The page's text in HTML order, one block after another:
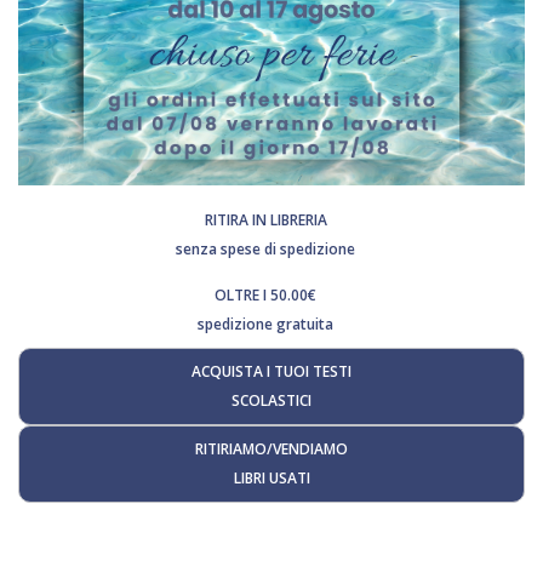
RITIRA IN LIBRERIA
senza spese di spedizione
OLTRE I 50.00€
spedizione gratuita
ACQUISTA I TUOI TESTI
SCOLASTICI
RITIRIAMO/VENDIAMO
LIBRI USATI